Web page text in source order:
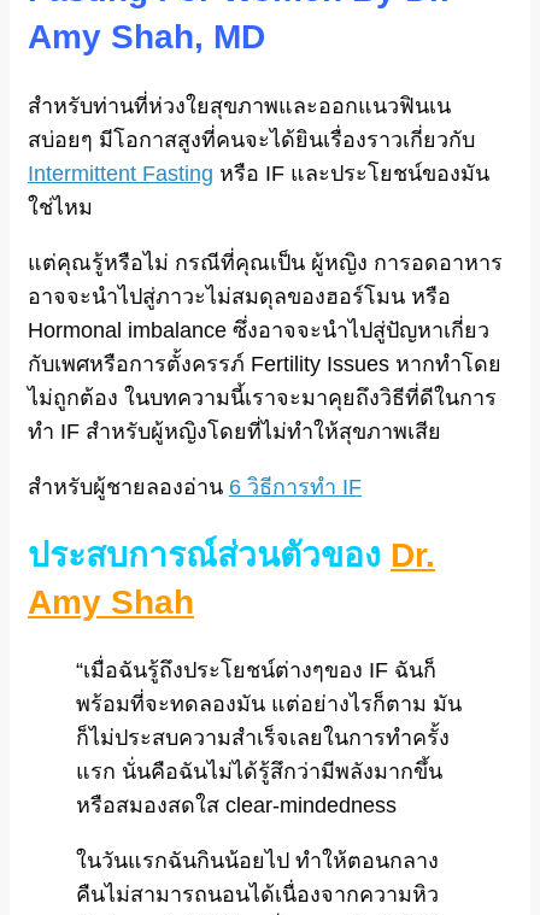
Amy Shah, MD
สำหรับท่านที่ห่วงใยสุขภาพและออกแนวฟินเน
สบ่อยๆ มีโอกาสสูงที่คนจะได้ยินเรื่องราวเกี่ยวกับ
Intermittent Fasting หรือ IF และประโยชน์ของมัน
ใช่ไหม
แต่คุณรู้หรือไม่ กรณีที่คุณเป็น ผู้หญิง การอดอาหาร
อาจจะนำไปสู่ภาวะไม่สมดุลของฮอร์โมน หรือ
Hormonal imbalance ซึ่งอาจจะนำไปสู่ปัญหาเกี่ยว
กับเพศหรือการตั้งครรภ์ Fertility Issues หากทำโดย
ไม่ถูกต้อง ในบทความนี้เราจะมาคุยถึงวิธีที่ดีในการ
ทำ IF สำหรับผู้หญิงโดยที่ไม่ทำให้สุขภาพเสีย
สำหรับผู้ชายลองอ่าน 6 วิธีการทำ IF
ประสบการณ์ส่วนตัวของ Dr.
Amy Shah
“เมื่อฉันรู้ถึงประโยชน์ต่างๆของ IF ฉันก็
พร้อมที่จะทดลองมัน แต่อย่างไรก็ตาม มัน
ก็ไม่ประสบความสำเร็จเลยในการทำครั้ง
แรก นั่นคือฉันไม่ได้รู้สึกว่ามีพลังมากขึ้น
หรือสมองสดใส clear-mindedness
ในวันแรกฉันกินน้อยไป ทำให้ตอนกลาง
คืนไม่สามารถนอนได้เนื่องจากความหิว